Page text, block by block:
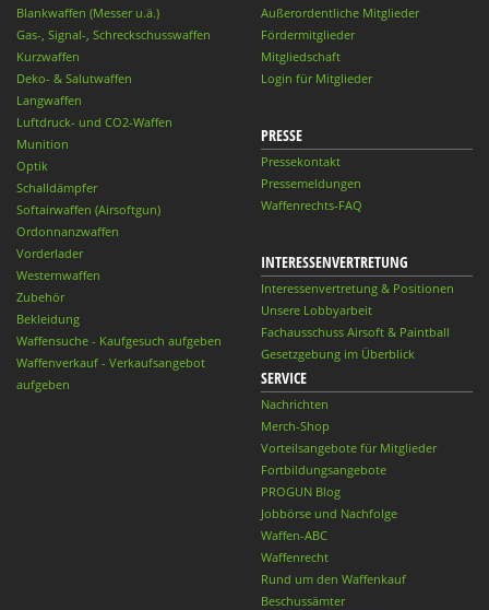
Blankwaffen (Messer u.ä.)
Gas-, Signal-, Schreckschusswaffen
Kurzwaffen
Deko- & Salutwaffen
Langwaffen
Luftdruck- und CO2-Waffen
Munition
Optik
Schalldämpfer
Softairwaffen (Airsoftgun)
Ordonnanzwaffen
Vorderlader
Westernwaffen
Zubehör
Bekleidung
Waffensuche - Kaufgesuch aufgeben
Waffenverkauf - Verkaufsangebot
aufgeben
Außerordentliche Mitglieder
Fördermitglieder
Mitgliedschaft
Login für Mitglieder
PRESSE
Pressekontakt
Pressemeldungen
Waffenrechts-FAQ
INTERESSENVERTRETUNG
Interessenvertretung & Positionen
Unsere Lobbyarbeit
Fachausschuss Airsoft & Paintball
Gesetzgebung im Überblick
SERVICE
Nachrichten
Merch-Shop
Vorteilsangebote für Mitglieder
Fortbildungsangebote
PROGUN Blog
Jobbörse und Nachfolge
Waffen-ABC
Waffenrecht
Rund um den Waffenkauf
Beschussämter